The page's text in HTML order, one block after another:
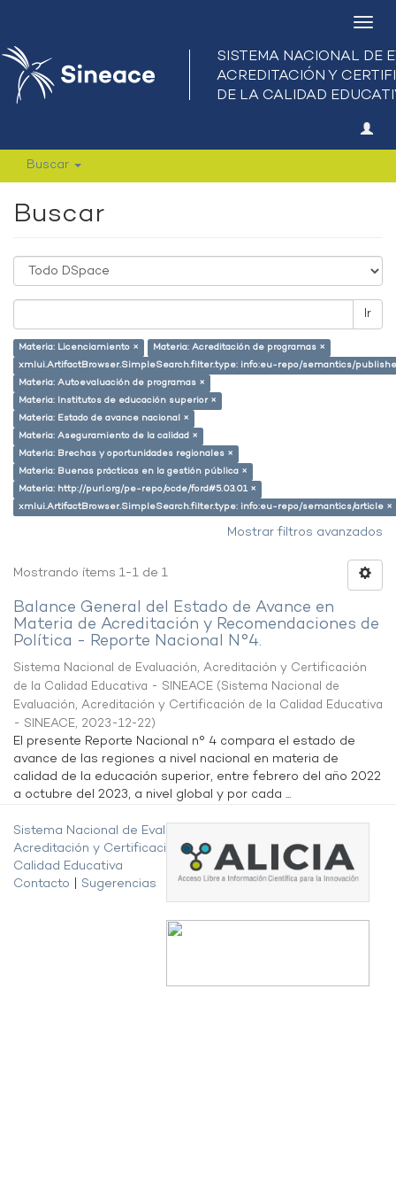
Buscar
Buscar
Ir
Materia: Licenciamiento ×
Materia: Acreditación de programas ×
xmlui.ArtifactBrowser.SimpleSearch.filter.type: info:eu-repo/semantics/
Materia: Autoevaluación de programas ×
Materia: Institutos de educación superior ×
Materia: Estado de avance nacional ×
Materia: Aseguramiento de la calidad ×
Materia: Brechas y oportunidades regionales ×
Materia: Buenas prácticas en la gestión pública ×
Materia: http://purl.org/pe-repo/ocde/ford#5.03.01 ×
xmlui.ArtifactBrowser.SimpleSearch.filter.type: info:eu-repo/semantics/article ×
Mostrar filtros avanzados
Mostrando ítems 1-1 de 1
Balance General del Estado de Avance en
Materia de Acreditación y Recomendaciones de
Política - Reporte Nacional N°4.
Sistema Nacional de Evaluación, Acreditación y Certificación
de la Calidad Educativa - SINEACE (Sistema Nacional de
Evaluación, Acreditación y Certificación de la Calidad Educativa
- SINEACE, 2023-12-22)
El presente Reporte Nacional n° 4 compara el estado de
avance de las regiones a nivel nacional en materia de
calidad de la educación superior, entre febrero del año 2022
a octubre del 2023, a nivel global y por cada ...
Sistema Nacional de Evaluación,
Acreditación y Certificación de la
Calidad Educativa
Contacto
Sugerencias